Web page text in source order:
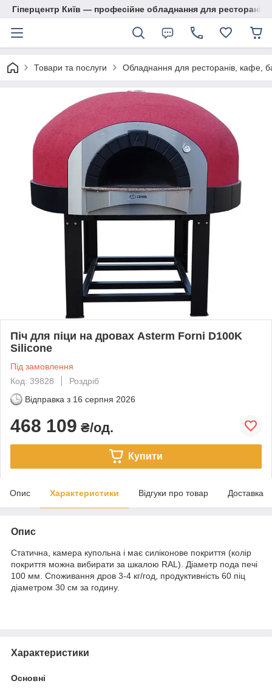
Гіперцентр Київ — професійне обладнання для ресторанів,
Товари та послуги Обладнання для ресторанів, кафе,
Піч для піци на дровах Asterm Forni D100K
Silicone
Під замовлення
Код: 39828
Роздріб
Відправка з 16 серпня 2026
468 109 ₴/од.
Купити
Опис Характеристики Відгуки про товар Доставка
Опис
Статична, камера купольна і має силіконове покриття (колір
покриття можна вибирати за шкалою RAL). Діаметр пода печі
100 мм. Споживання дров 3-4 кг/год, продуктивність 60 піц
діаметром 30 см за годину.
Характеристики
Основні